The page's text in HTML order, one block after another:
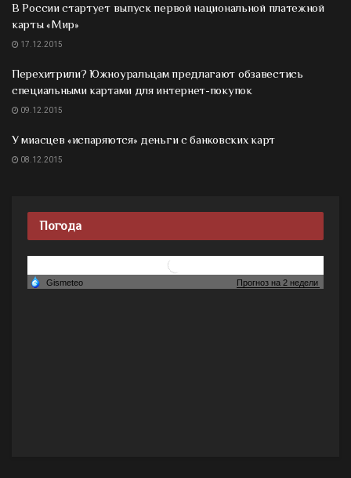
В России стартует выпуск первой национальной платежной
карты «Мир»
17.12.2015
Перехитрили? Южноуральцам предлагают обзавестись
специальными картами для интернет-покупок
09.12.2015
У миасцев «испаряются» деньги с банковских карт
08.12.2015
Погода